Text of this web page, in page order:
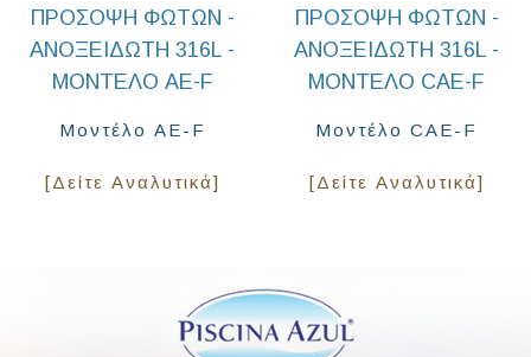
ΠΡΌΣΟΨΗ ΦΏΤΩΝ -
ΑΝΟΞΕΊΔΩΤΗ 316L -
ΜΟΝΤΈΛΟ AE-F
Μοντέλο AE-F
[Δείτε Αναλυτικά]
ΠΡΌΣΟΨΗ ΦΏΤΩΝ -
ΑΝΟΞΕΊΔΩΤΗ 316L -
ΜΟΝΤΈΛΟ CAE-F
Μοντέλο CAE-F
[Δείτε Αναλυτικά]